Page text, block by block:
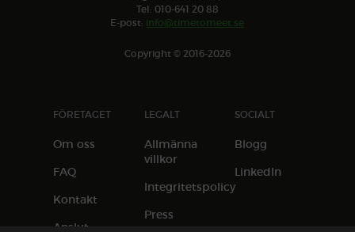
Tel: 010-641 20 88
E-post: info@timetomeet.se
Copyright © 2016-2026
FÖRETAGET
Om oss
FAQ
Kontakt
Anslut
LEGALT
Allmänna
villkor
Integritetspolicy
Press
SOCIALT
Blogg
LinkedIn